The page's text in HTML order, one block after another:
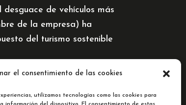
el consentimiento de las cookies
utilizamos tecnologías como las cookies para
de vehículos más
de la empresa) ha
del turismo sostenible